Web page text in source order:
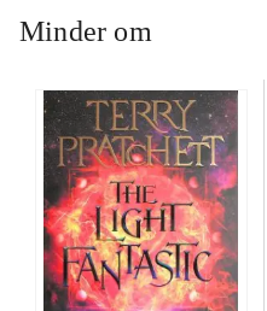
Minder om